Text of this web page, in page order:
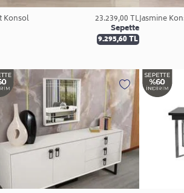
Konsol 23.239,00 TL
Sepette
9.295,60 TL
Jasmine